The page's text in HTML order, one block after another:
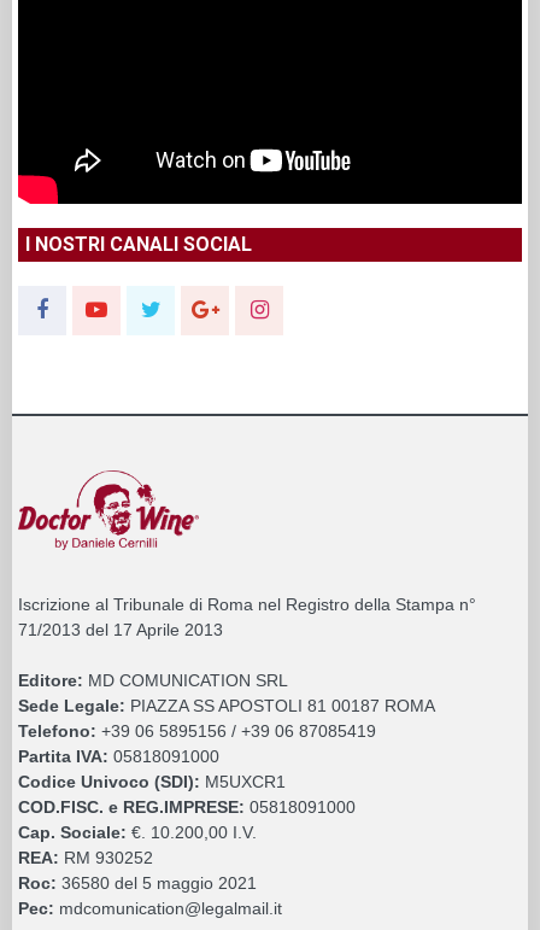
I NOSTRI CANALI SOCIAL
Iscrizione al Tribunale di Roma nel Registro della Stampa n°
71/2013 del 17 Aprile 2013
Editore: MD COMUNICATION SRL
Sede Legale: PIAZZA SS APOSTOLI 81 00187 ROMA
Telefono: +39 06 5895156 / +39 06 87085419
Partita IVA: 05818091000
Codice Univoco (SDI): M5UXCR1
COD.FISC. e REG.IMPRESE: 05818091000
Cap. Sociale: €. 10.200,00 I.V.
REA: RM 930252
Roc: 36580 del 5 maggio 2021
Pec: mdcomunication@legalmail.it